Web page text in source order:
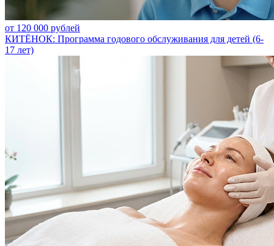
от 120 000 рублей
КИТЁНОК: Программа годового обслуживания для детей (6-
17 лет)